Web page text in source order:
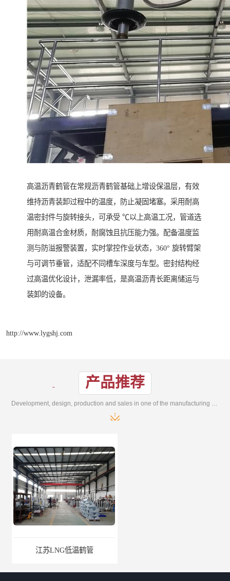
高温沥青鹤管在常规沥青鹤管基础上增设保温层，有效
维持沥青装卸过程中的温度，防止凝固堵塞。采用耐高
温密封件与旋转接头，可承受 ℃以上高温工况，管道选
用耐高温合金材质，耐腐蚀且抗压能力强。配备温度监
测与防溢报警装置，实时掌控作业状态，360° 旋转臂架
与可调节垂管，适配不同槽车深度与车型。密封结构经
过高温优化设计，泄漏率低，是高温沥青长距离储运与
装卸的设备。
http://www.lygshj.com
产品推荐
江苏LNG低温鹤管